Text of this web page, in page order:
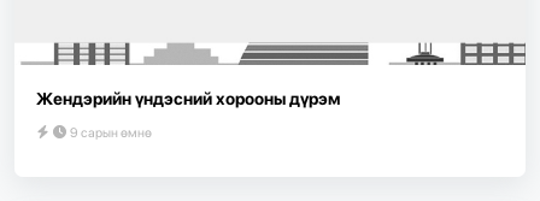
Жендэрийн үндэсний хорооны дүрэм
9 сарын өмнө